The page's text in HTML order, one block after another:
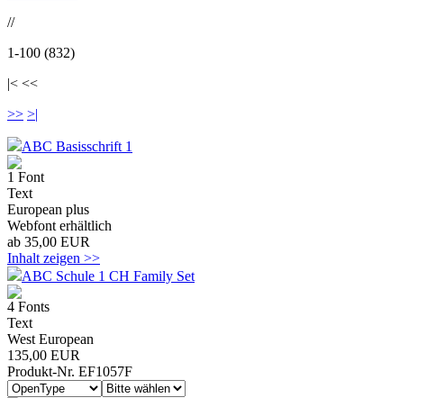
//
1-100 (832)
|< <<
>> >|
ABC Basisschrift 1
1 Font
Text
European plus
Webfont erhältlich
ab 35,00 EUR
Inhalt zeigen >>
ABC Schule 1 CH Family Set
4 Fonts
Text
West European
135,00 EUR
Produkt-Nr. EF1057F